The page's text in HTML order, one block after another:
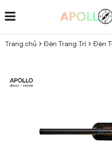
Trang chủ Đèn Trang Trí Đèn